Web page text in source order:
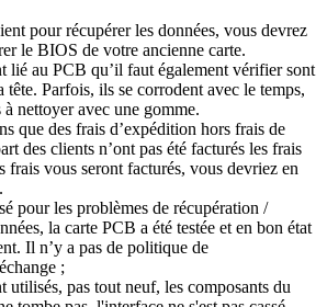
pour récupérer les données, vous devrez
le BIOS de votre ancienne carte.
lié au PCB qu’il faut également vérifier sont
tête. Parfois, ils se corrodent avec le temps,
nettoyer avec une gomme.
que des frais d’expédition hors frais de
des clients n’ont pas été facturés les frais
frais vous seront facturés, vous devriez en
pour les problèmes de récupération /
la carte PCB a été testée et en bon état
Il n’y a pas de politique de
;
utilisés, pas tout neuf, les composants du